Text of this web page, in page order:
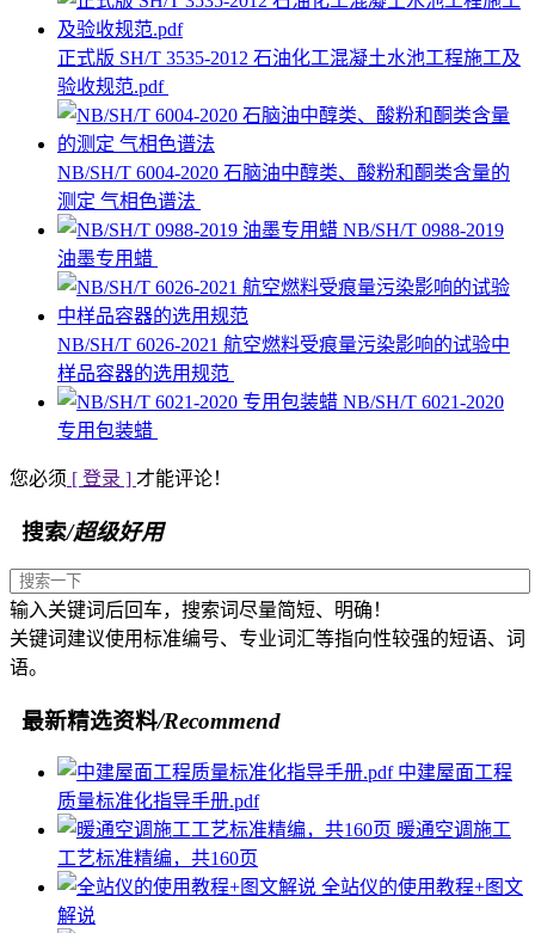
正式版 SH/T 3535-2012 石油化工混凝土水池工程施工及
验收规范.pdf
NB/SH/T 6004-2020 石脑油中醇类、酸粉和酮类含量的
测定 气相色谱法
NB/SH/T 0988-2019
油墨专用蜡
NB/SH/T 6026-2021 航空燃料受痕量污染影响的试验中
样品容器的选用规范
NB/SH/T 6021-2020
专用包装蜡
您必须 [ 登录 ] 才能评论！
搜索/超级好用
输入关键词后回车，搜索词尽量简短、明确！
关键词建议使用标准编号、专业词汇等指向性较强的短语、词
语。
最新精选资料/Recommend
中建屋面工程
质量标准化指导手册.pdf
暖通空调施工
工艺标准精编，共160页
全站仪的使用教程+图文
解说